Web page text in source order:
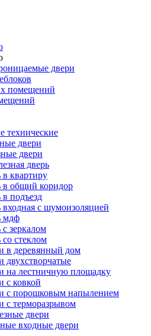
двери
помещений
технические
двери
двери
дверь
в квартиру
в общий коридор
в подъезд
входная с шумоизоляцией
мдф
зеркалом
со стеклом
в деревянный дом
двухстворчатые
на лестничную площадку
с ковкой
с порошковым напылением
с терморазрывом
двери
входные двери